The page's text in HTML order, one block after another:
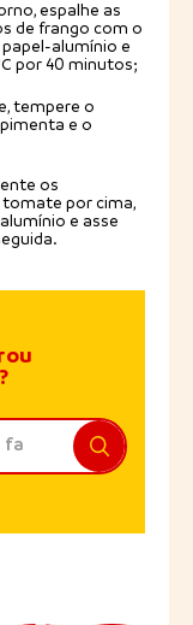
espalhe as
de frango com o
papel-alumínio e
por 40 minutos;
tempere o
e o
os
por cima,
e asse